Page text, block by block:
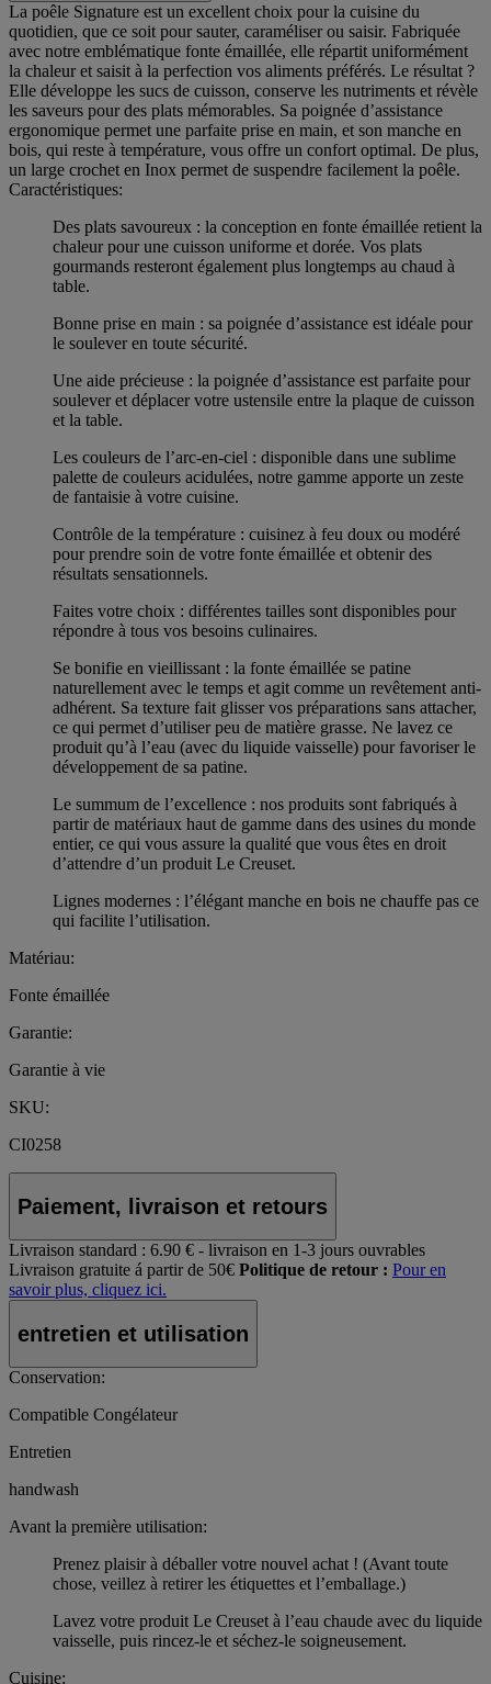
La poêle Signature est un excellent choix pour la cuisine du
quotidien, que ce soit pour sauter, caraméliser ou saisir. Fabriquée
avec notre emblématique fonte émaillée, elle répartit uniformément
la chaleur et saisit à la perfection vos aliments préférés. Le résultat ?
Elle développe les sucs de cuisson, conserve les nutriments et révèle
les saveurs pour des plats mémorables. Sa poignée d’assistance
ergonomique permet une parfaite prise en main, et son manche en
bois, qui reste à température, vous offre un confort optimal. De plus,
un large crochet en Inox permet de suspendre facilement la poêle.
Caractéristiques:
Des plats savoureux : la conception en fonte émaillée retient la
chaleur pour une cuisson uniforme et dorée. Vos plats
gourmands resteront également plus longtemps au chaud à
table.
Bonne prise en main : sa poignée d’assistance est idéale pour
le soulever en toute sécurité.
Une aide précieuse : la poignée d’assistance est parfaite pour
soulever et déplacer votre ustensile entre la plaque de cuisson
et la table.
Les couleurs de l’arc-en-ciel : disponible dans une sublime
palette de couleurs acidulées, notre gamme apporte un zeste
de fantaisie à votre cuisine.
Contrôle de la température : cuisinez à feu doux ou modéré
pour prendre soin de votre fonte émaillée et obtenir des
résultats sensationnels.
Faites votre choix : différentes tailles sont disponibles pour
répondre à tous vos besoins culinaires.
Se bonifie en vieillissant : la fonte émaillée se patine
naturellement avec le temps et agit comme un revêtement anti-
adhérent. Sa texture fait glisser vos préparations sans attacher,
ce qui permet d’utiliser peu de matière grasse. Ne lavez ce
produit qu’à l’eau (avec du liquide vaisselle) pour favoriser le
développement de sa patine.
Le summum de l’excellence : nos produits sont fabriqués à
partir de matériaux haut de gamme dans des usines du monde
entier, ce qui vous assure la qualité que vous êtes en droit
d’attendre d’un produit Le Creuset.
Lignes modernes : l’élégant manche en bois ne chauffe pas ce
qui facilite l’utilisation.
Matériau:
Fonte émaillée
Garantie:
Garantie à vie
SKU:
CI0258
Paiement, livraison et retours
Livraison standard : 6.90 € - livraison en 1-3 jours ouvrables
Livraison gratuite á partir de 50€ Politique de retour : Pour en
savoir plus, cliquez ici.
entretien et utilisation
Conservation:
Compatible Congélateur
Entretien
handwash
Avant la première utilisation:
Prenez plaisir à déballer votre nouvel achat ! (Avant toute
chose, veillez à retirer les étiquettes et l’emballage.)
Lavez votre produit Le Creuset à l’eau chaude avec du liquide
vaisselle, puis rincez-le et séchez-le soigneusement.
Cuisine: